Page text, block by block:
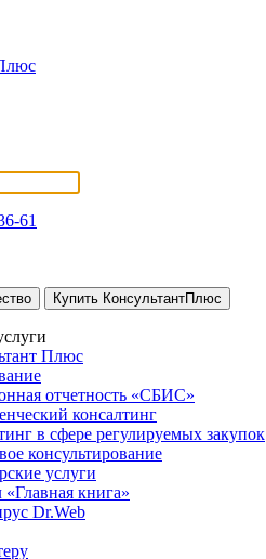
61
Купить КонсультантПлюс
Плюс
отчетность «СБИС»
консалтинг
в сфере регулируемых закупок
консультирование
услуги
книга»
Dr.Web